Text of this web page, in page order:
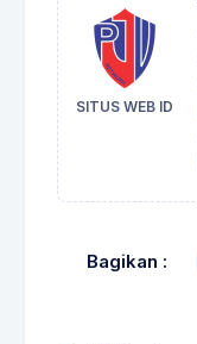
SITUS WEB ID
Bagikan :